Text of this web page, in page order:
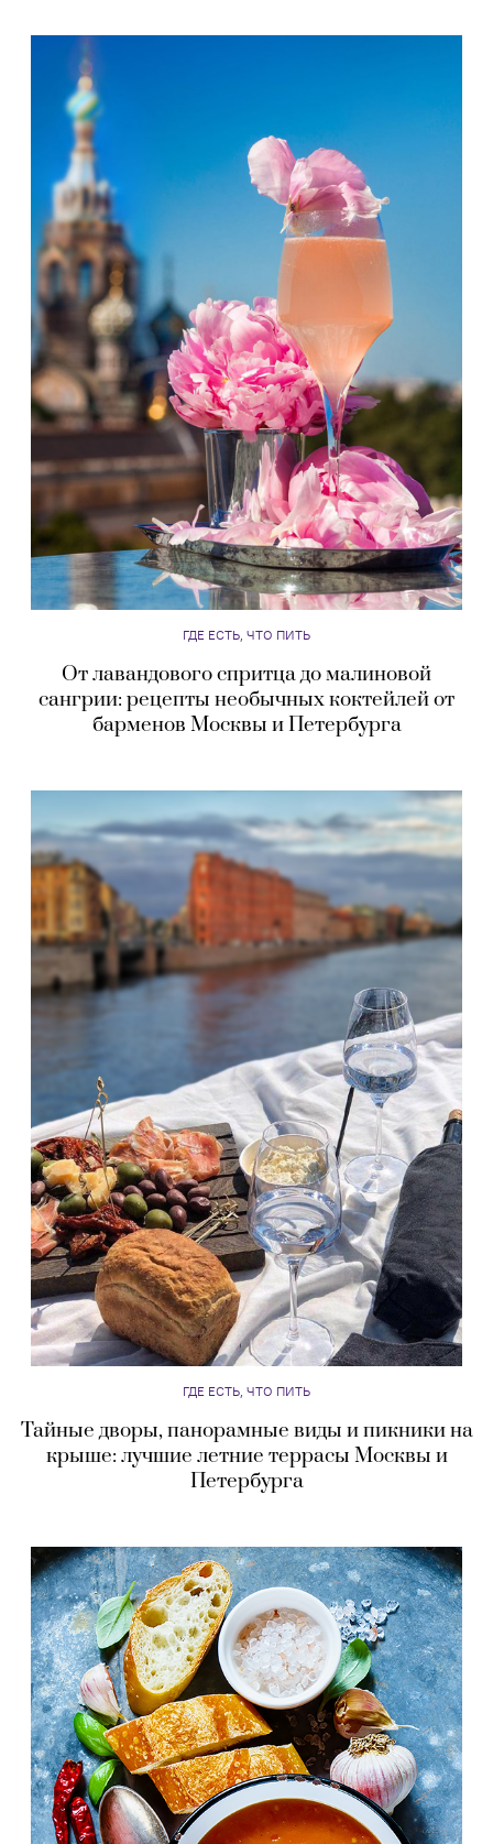
ГДЕ ЕСТЬ, ЧТО ПИТЬ
От лавандового спритца до малиновой
сангрии: рецепты необычных коктейлей от
барменов Москвы и Петербурга
ГДЕ ЕСТЬ, ЧТО ПИТЬ
Тайные дворы, панорамные виды и пикники на
крыше: лучшие летние террасы Москвы и
Петербурга